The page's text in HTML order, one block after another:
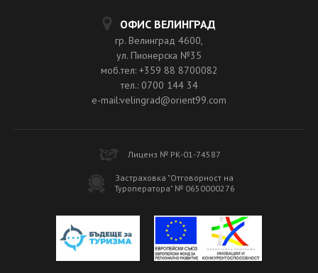
ОФИС ВЕЛИНГРАД
гр. Велинград 4600,
ул. Пионерска №35
моб.тел: +359 88 8700082
тел.: 0700 144 34
e-mail:velingrad@orient99.com
Лиценз № РК-01-74587
Застраховка "Отговорност на
Туроператора" № 0650000276